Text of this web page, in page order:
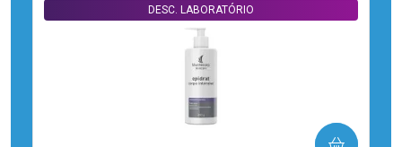
DESC. LABORATÓRIO
COMPRAR